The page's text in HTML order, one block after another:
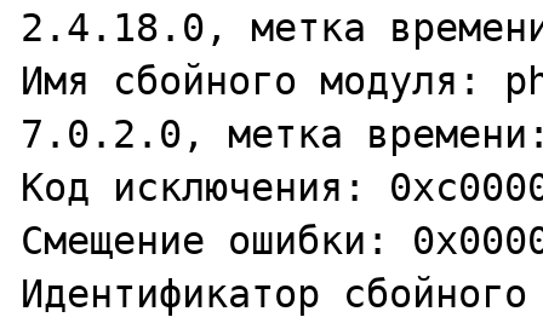
2.4.18.0, метка
Имя сбойного модуля:
7.0.2.0, метка
Код исключения:
Смещение ошибки:
Идентификатор